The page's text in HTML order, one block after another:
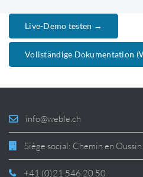
Live-Demo testen →
Vollständige Dokumentation
info@weble.ch
Siège social: Chemin en
+41 (0)21 546 20 50